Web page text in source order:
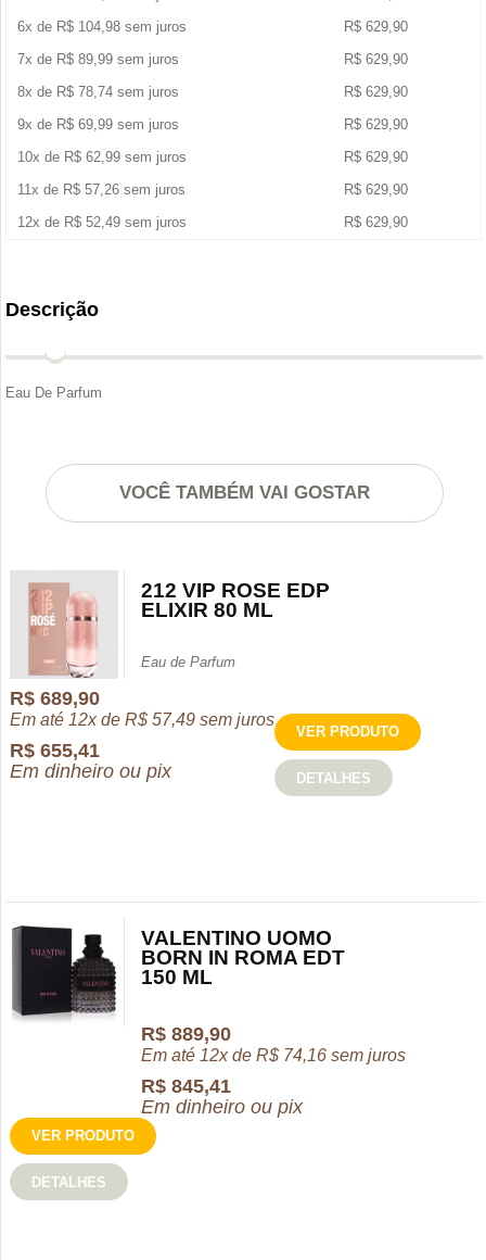
6x de R$ 104,98 sem juros R$ 629,90
7x de R$ 89,99 sem juros R$ 629,90
8x de R$ 78,74 sem juros R$ 629,90
9x de R$ 69,99 sem juros R$ 629,90
10x de R$ 62,99 sem juros R$ 629,90
11x de R$ 57,26 sem juros R$ 629,90
12x de R$ 52,49 sem juros R$ 629,90
Descrição
Eau De Parfum
VOCÊ TAMBÉM VAI GOSTAR
212 VIP ROSE EDP
ELIXIR 80 ML
Eau de Parfum
R$ 689,90
Em até 12x deR$ 57,49 sem juros
R$ 655,41
Em dinheiro ou pix
VER PRODUTO
DETALHES
VALENTINO UOMO
BORN IN ROMA EDT
150 ML
R$ 889,90
Em até 12x deR$ 74,16 sem juros
R$ 845,41
Em dinheiro ou pix
VER PRODUTO
DETALHES